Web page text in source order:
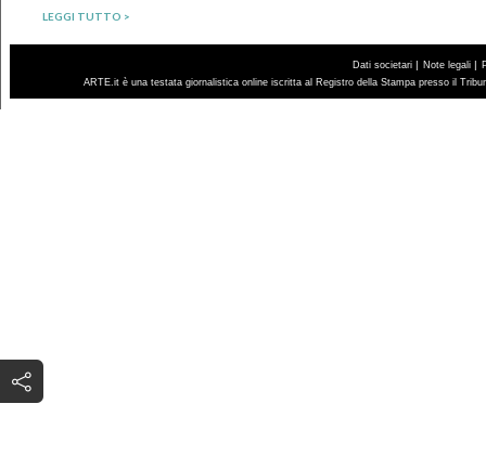
LEGGI TUTTO >
Dati societari | Note legali |
ARTE.it è una testata giornalistica online iscritta al Registro della Stampa presso il